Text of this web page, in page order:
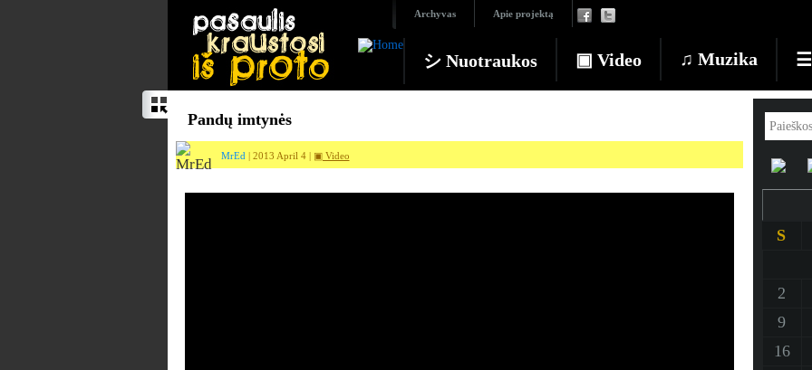
Archyvas Apie projektą
シ Nuotraukos ▣ Video ♫ Muzika ☰
Pandų imtynės
MrEd | 2013 April 4 | ▣ Video
S
2
9
16